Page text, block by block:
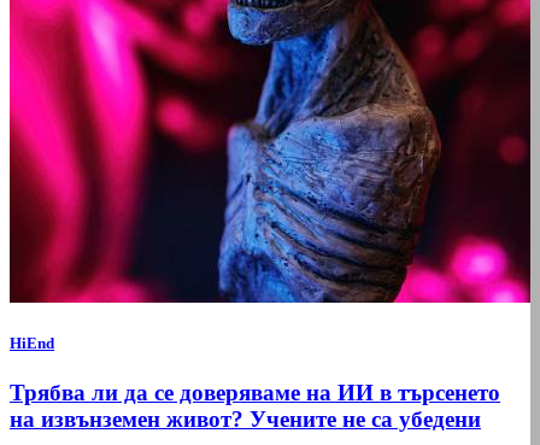
HiEnd
Трябва ли да се доверяваме на ИИ в търсенето
на извънземен живот? Учените не са убедени